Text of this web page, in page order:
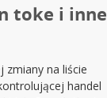
toke i inne
zmiany na liście
handel